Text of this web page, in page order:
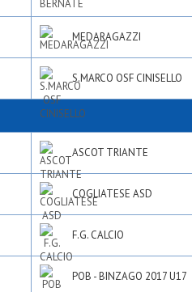
MEDARAGAZZI
S.MARCO OSF CINISELLO
ASCOT TRIANTE
COGLIATESE ASD
F.G. CALCIO
POB - BINZAGO 2017 U17